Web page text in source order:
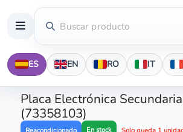
ES EN RO IT
Placa Electrónica
(73358103)
Reacondicionado En stock Solo queda 1